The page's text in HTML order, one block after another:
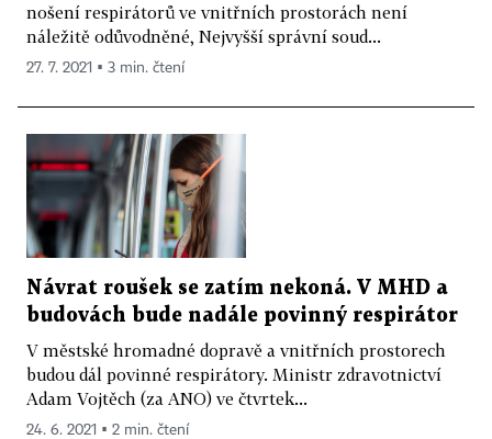
nošení respirátorů ve vnitřních prostorách není
náležitě odůvodněné, Nejvyšší správní soud...
27. 7. 2021 ▪ 3 min. čtení
Návrat roušek se zatím nekoná. V MHD a
budovách bude nadále povinný respirátor
V městské hromadné dopravě a vnitřních prostorech
budou dál povinné respirátory. Ministr zdravotnictví
Adam Vojtěch (za ANO) ve čtvrtek...
24. 6. 2021 ▪ 2 min. čtení